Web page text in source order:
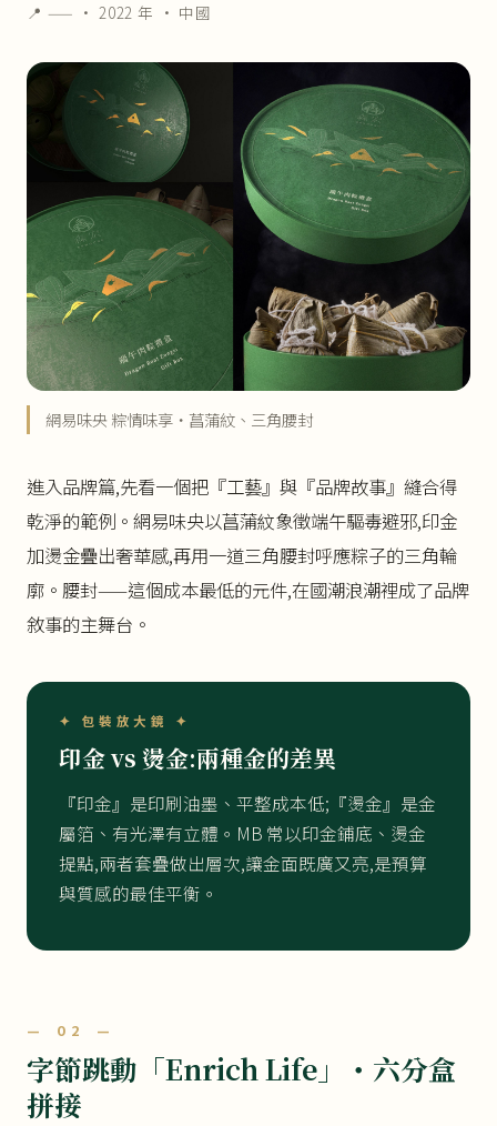
📍 —— · 2022 年 · 中國
網易味央 粽情味享・菖蒲紋、三角腰封
進入品牌篇,先看一個把『工藝』與『品牌故事』縫合得
乾淨的範例。網易味央以菖蒲紋象徵端午驅毒避邪,印金
加燙金疊出奢華感,再用一道三角腰封呼應粽子的三角輪
廓。腰封——這個成本最低的元件,在國潮浪潮裡成了品牌
敘事的主舞台。
✦ 包裝放大鏡 ✦
印金 vs 燙金:兩種金的差異
『印金』是印刷油墨、平整成本低;『燙金』是金
屬箔、有光澤有立體。MB 常以印金鋪底、燙金
提點,兩者套疊做出層次,讓金面既廣又亮,是預算
與質感的最佳平衡。
— 02 —
字節跳動「Enrich Life」・六分盒
拼接